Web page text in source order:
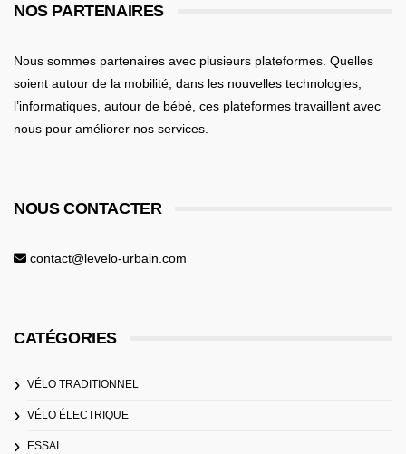
NOS PARTENAIRES
Nous sommes partenaires avec plusieurs plateformes. Quelles
soient autour de la mobilité , dans les nouvelles technologies,
l’informatiques, autour de bébé , ces plateformes travaillent avec
nous pour améliorer nos services.
NOUS CONTACTER
contact@levelo-urbain.com
CATÉGORIES
VÉLO TRADITIONNEL
VÉLO ÉLECTRIQUE
ESSAI